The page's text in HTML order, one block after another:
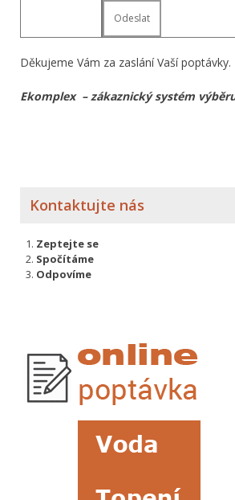
Děkujeme Vám za zaslání Vaší poptávky.
Ekomplex – zákaznický systém
Kontaktujte nás
Zeptejte se
Spočítáme
Odpovíme